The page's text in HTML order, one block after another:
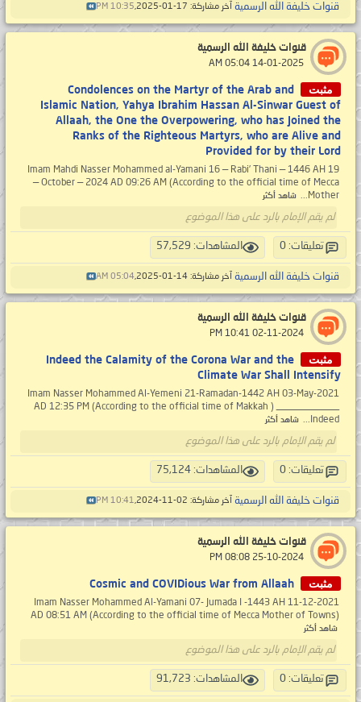
قنوات خليفة الله الرسمية آخر مشاركة: 17-01-2025, 10:35 PM
قنوات خليفة الله الرسمية
مثبت
Condolences on the Martyr of the Arab and
Islamic Nation, Yahya Ibrahim Hassan Al-Sinwar Guest of
Allaah, the One the Overpowering, who has Joined the
Ranks of the Righteous Martyrs, who are Alive and
Provided for by their Lord
Imam Mahdi Nasser Mohammed al-Yamani 16 — Rabi’ Thani — 1446 AH 19
— October — 2024 AD 09:26 AM (According to the official time of Mecca
Mother...
شاهد أكثر
لم يقم الإمام بالرد على هذا الموضوع
تعليقات: 0 المشاهدات: 57,529
قنوات خليفة الله الرسمية آخر مشاركة: 14-01-2025, 05:04 AM
قنوات خليفة الله الرسمية
مثبت
Indeed the Calamity of the Corona War and the
Climate War Shall Intensify
Imam Nasser Mohammed Al-Yemeni 21-Ramadan-1442 AH 03-May-2021
AD 12:35 PM (According to the official time of Makkah ) _____________
Indeed...
شاهد أكثر
لم يقم الإمام بالرد على هذا الموضوع
تعليقات: 0 المشاهدات: 75,124
قنوات خليفة الله الرسمية آخر مشاركة: 02-11-2024, 10:41 PM
قنوات خليفة الله الرسمية
مثبت Cosmic and COVIDious War from Allaah
Imam Nasser Mohammed Al-Yamani 07- Jumada I -1443 AH 11-12-2021
AD 08:51 AM (According to the official time of Mecca Mother of Towns)
شاهد أكثر
لم يقم الإمام بالرد على هذا الموضوع
تعليقات: 0 المشاهدات: 91,723